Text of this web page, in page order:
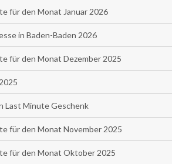
für den Monat Januar 2026
in Baden-Baden 2026
für den Monat Dezember 2025
Last Minute Geschenk
für den Monat November 2025
für den Monat Oktober 2025